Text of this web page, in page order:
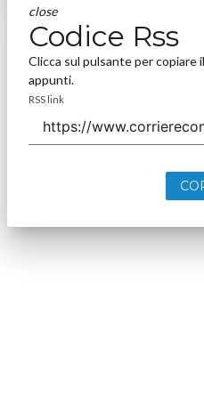
close
Codice Rss
Clicca sul pulsante per copiare
appunti.
RSS link